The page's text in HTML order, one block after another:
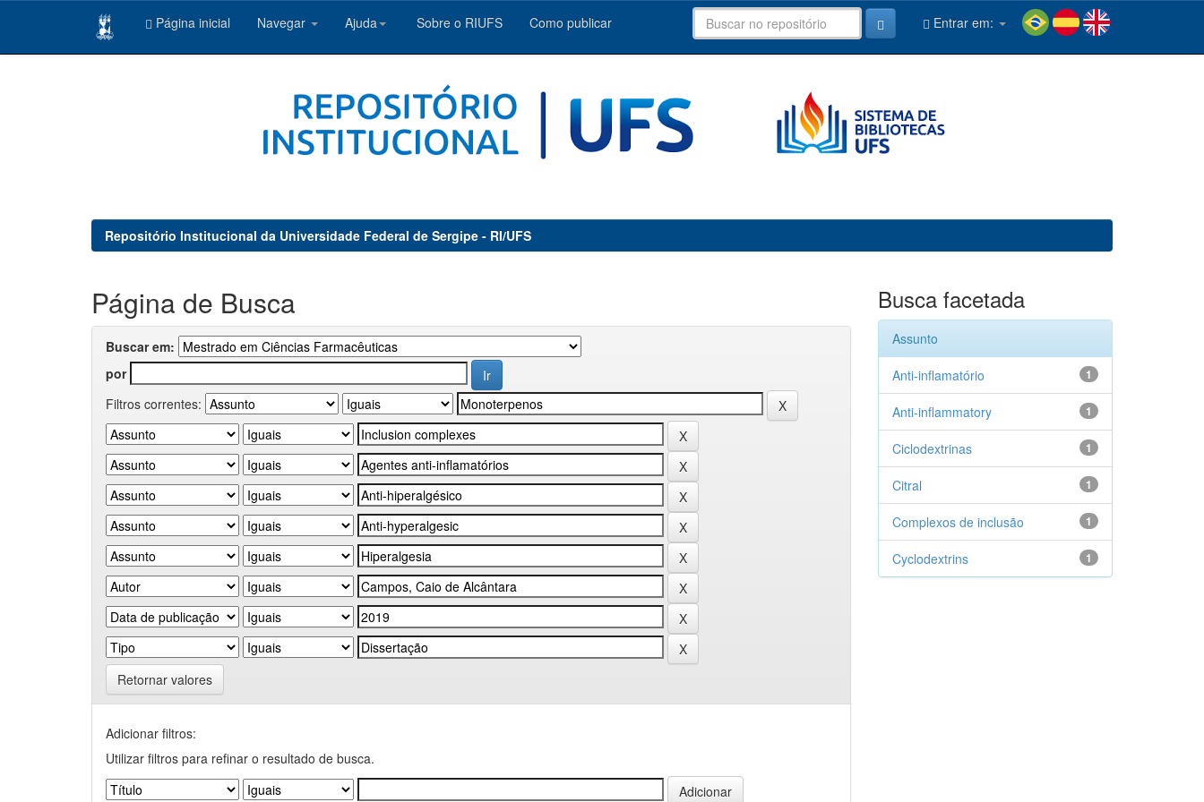
Página inicial Navegar Ajuda Sobre o RIUFS Como publicar Entrar em:
Repositório Institucional da Universidade Federal de Sergipe - RI/UFS
Página de Busca
Buscar em:
por
Filtros correntes:
Retornar valores
Adicionar filtros:
Utilizar filtros para refinar o resultado de busca.
Busca facetada
Assunto
1
Anti-inflamatório
1
Anti-inflammatory
1
Ciclodextrinas
1
Citral
1
Complexos de inclusão
1
Cyclodextrins